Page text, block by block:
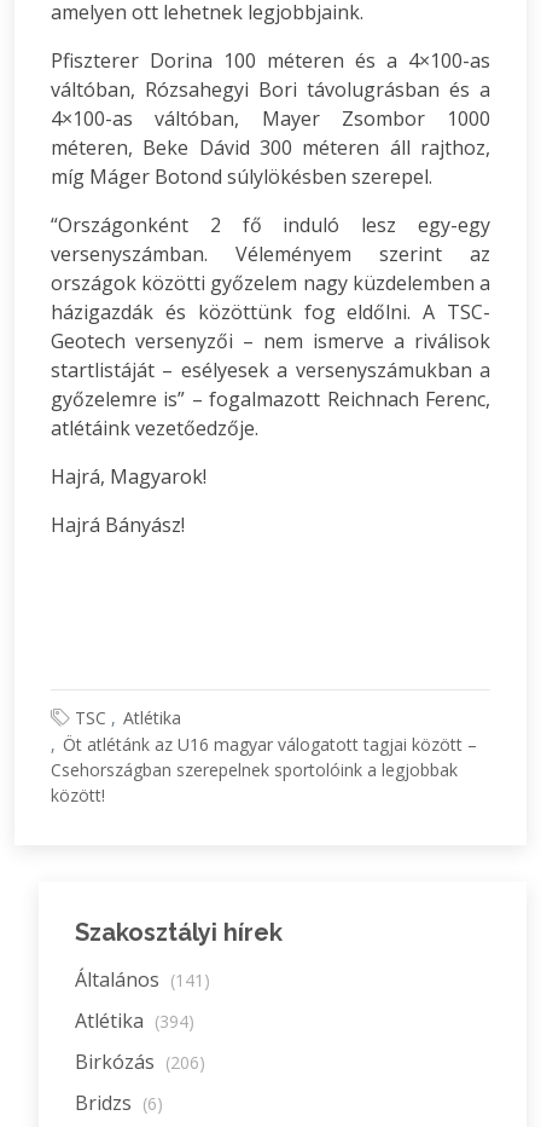
amelyen ott lehetnek legjobbjaink.
Pfiszterer Dorina 100 méteren és a 4×100-as
váltóban, Rózsahegyi Bori távolugrásban és a
4×100-as váltóban, Mayer Zsombor 1000
méteren, Beke Dávid 300 méteren áll rajthoz,
míg Máger Botond súlylökésben szerepel.
“Országonként 2 fő induló lesz egy-egy
versenyszámban. Véleményem szerint az
országok közötti győzelem nagy küzdelemben a
házigazdák és közöttünk fog eldőlni. A TSC-
Geotech versenyzői – nem ismerve a riválisok
startlistáját – esélyesek a versenyszámukban a
győzelemre is” – fogalmazott Reichnach Ferenc,
atlétáink vezetőedzője.
Hajrá, Magyarok!
Hajrá Bányász!
TSC
Atlétika
Öt atlétánk az U16 magyar válogatott tagjai között –
Csehországban szerepelnek sportolóink a legjobbak
között!
Szakosztályi hírek
Általános (141)
Atlétika (394)
Birkózás (206)
Bridzs (6)